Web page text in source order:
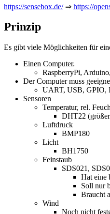
https://sensebox.de/⇒ https://
Prinzip
Es gibt viele Möglichkeiten für
Einen Computer.
RaspberryPi,
Der Computer muss
UART, USB, GPIO,
Sensoren
Temperatur, rel.
DHT22
Luftdruck
BMP180
Licht
BH1750
Feinstaub
SDS021,
Hat eine
Soll nur
Braucht
Wind
Noch nicht